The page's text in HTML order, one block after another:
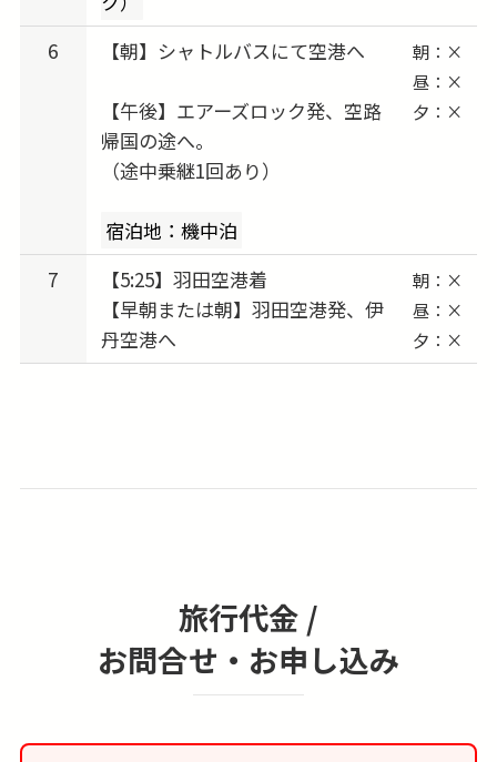
6
【朝】シャトルバスにて空港へ
【午後】エアーズロック発、空路
帰国の途へ。
（途中乗継1回あり）
宿泊地：機中泊
朝：×
昼：×
夕：×
7
【5:25】羽田空港着
【早朝または朝】羽田空港発、伊
丹空港へ
朝：×
昼：×
夕：×
旅行代金 /
お問合せ・お申し込み